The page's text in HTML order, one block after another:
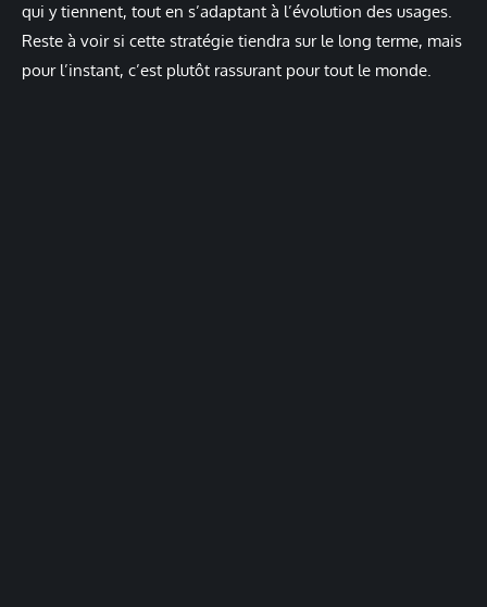
qui y tiennent, tout en s’adaptant à l’évolution des usages.
Reste à voir si cette stratégie tiendra sur le long terme, mais
pour l’instant, c’est plutôt rassurant pour tout le monde.